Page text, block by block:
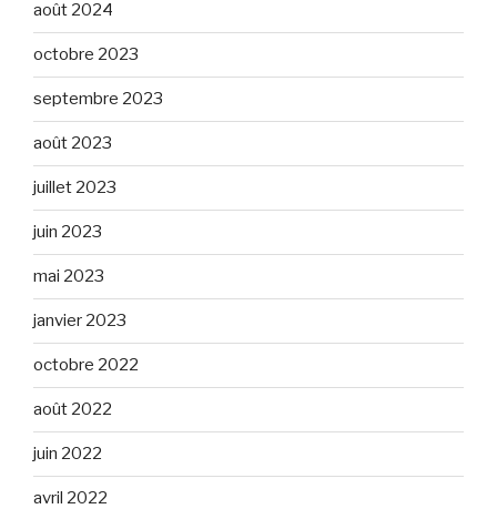
août 2024
octobre 2023
septembre 2023
août 2023
juillet 2023
juin 2023
mai 2023
janvier 2023
octobre 2022
août 2022
juin 2022
avril 2022